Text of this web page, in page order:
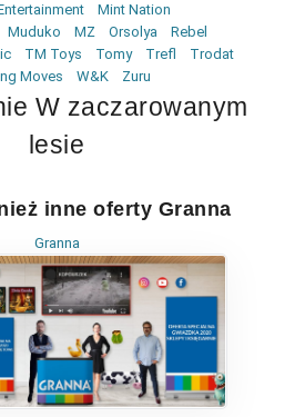
Mint Nation
Muduko MZ Orsolya
Rebel
TM Toys Tomy Trefl
Trodat
Moves W&K Zuru
W zaczarowanym
lesie
inne oferty Granna
Granna